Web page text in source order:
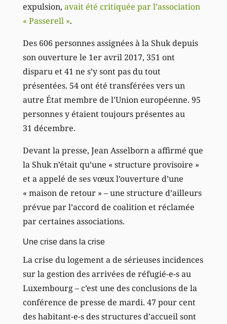
expulsion, avait été critiquée par l’association
« Passerell ».
Des 606 personnes assignées à la Shuk depuis
son ouverture le 1er avril 2017, 351 ont
disparu et 41 ne s’y sont pas du tout
présentées. 54 ont été transférées vers un
autre État membre de l’Union européenne. 95
personnes y étaient toujours présentes au
31 décembre.
Devant la presse, Jean Asselborn a affirmé que
la Shuk n’était qu’une « structure provisoire »
et a appelé de ses vœux l’ouverture d’une
« maison de retour » – une structure d’ailleurs
prévue par l’accord de coalition et réclamée
par certaines associations.
Une crise dans la crise
La crise du logement a de sérieuses incidences
sur la gestion des arrivées de réfugié-e-s au
Luxembourg – c’est une des conclusions de la
conférence de presse de mardi. 47 pour cent
des habitant-e-s des structures d’accueil sont